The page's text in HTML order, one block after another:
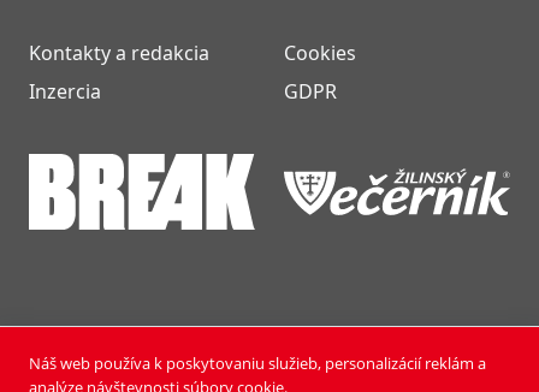
Kontakty a redakcia
Inzercia
Cookies
GDPR
NOVÝ ČAS NEDEĽA © 2024 | PUBLISHING HOUSE, a.s.,
Náš web používa k poskytovaniu služieb, personalizácií reklám a
analýze návštevnosti súbory cookie.